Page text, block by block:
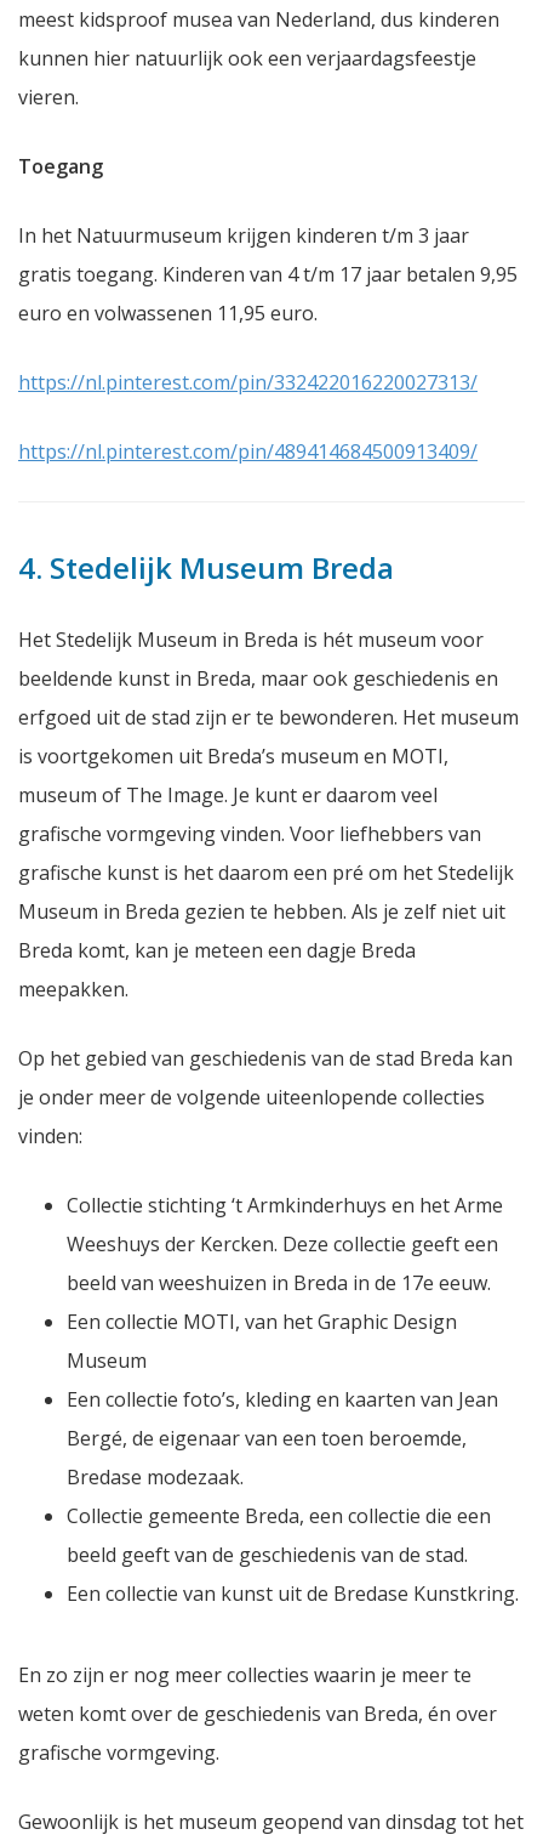
meest kidsproof musea van Nederland, dus kinderen
kunnen hier natuurlijk ook een verjaardagsfeestje
vieren.
Toegang
In het Natuurmuseum krijgen kinderen t/m 3 jaar
gratis toegang. Kinderen van 4 t/m 17 jaar betalen 9,95
euro en volwassenen 11,95 euro.
https://nl.pinterest.com/pin/332422016220027313/
https://nl.pinterest.com/pin/489414684500913409/
4. Stedelijk Museum Breda
Het Stedelijk Museum in Breda is hét museum voor
beeldende kunst in Breda, maar ook geschiedenis en
erfgoed uit de stad zijn er te bewonderen. Het museum
is voortgekomen uit Breda’s museum en MOTI,
museum of The Image. Je kunt er daarom veel
grafische vormgeving vinden. Voor liefhebbers van
grafische kunst is het daarom een pré om het Stedelijk
Museum in Breda gezien te hebben. Als je zelf niet uit
Breda komt, kan je meteen een dagje Breda
meepakken.
Op het gebied van geschiedenis van de stad Breda kan
je onder meer de volgende uiteenlopende collecties
vinden:
Collectie stichting ‘t Armkinderhuys en het Arme
Weeshuys der Kercken. Deze collectie geeft een
beeld van weeshuizen in Breda in de 17e eeuw.
Een collectie MOTI, van het Graphic Design
Museum
Een collectie foto’s, kleding en kaarten van Jean
Bergé, de eigenaar van een toen beroemde,
Bredase modezaak.
Collectie gemeente Breda, een collectie die een
beeld geeft van de geschiedenis van de stad.
Een collectie van kunst uit de Bredase Kunstkring.
En zo zijn er nog meer collecties waarin je meer te
weten komt over de geschiedenis van Breda, én over
grafische vormgeving.
Gewoonlijk is het museum geopend van dinsdag tot het